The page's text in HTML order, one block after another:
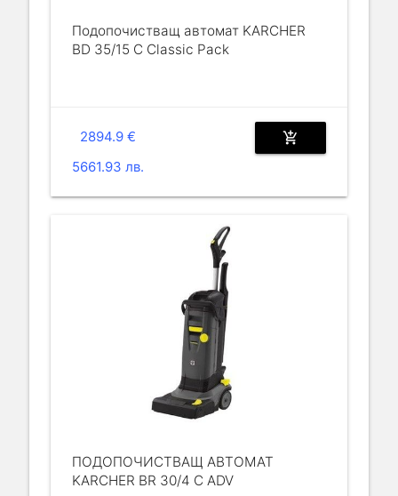
Подопочистващ автомат KARCHER
BD 35/15 C Classic Pack
2894.9 €
5661.93 лв.
add_shopping_cart
ПОДОПОЧИСТВАЩ АВТОМАТ
KARCHER BR 30/4 C ADV